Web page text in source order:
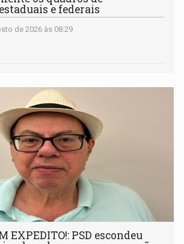
e federais
de 2026 às 08:29
EXPEDITO!: PSD escondeu